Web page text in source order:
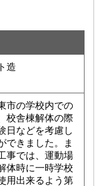
造
市の学校内での
校舎棟解体の際
日などを考慮し
できました。ま
事では、運動場
体時に一時学校
用出来るよう第